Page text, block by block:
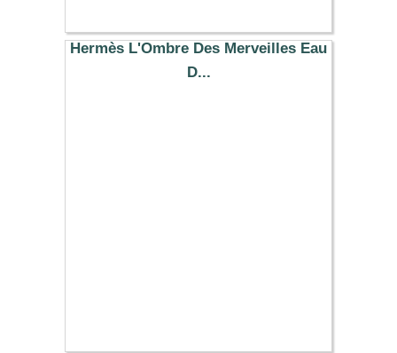
Hermès L'Ombre Des Merveilles Eau
D...